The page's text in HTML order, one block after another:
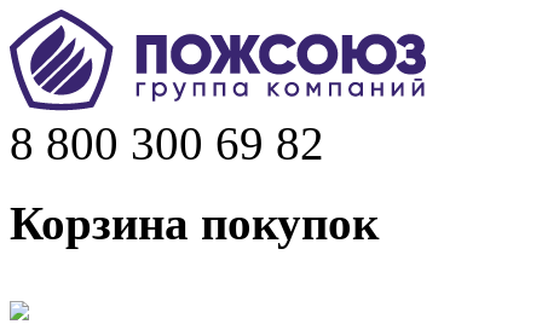
8 800 300 69 82
Корзина покупок